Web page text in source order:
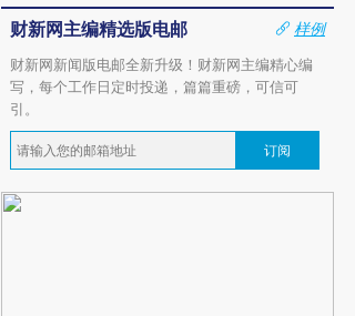
财新网主编精选版电邮
样例
财新网新闻版电邮全新升级！财新网主编精心编
写，每个工作日定时投递，篇篇重磅，可信可
引。
订阅